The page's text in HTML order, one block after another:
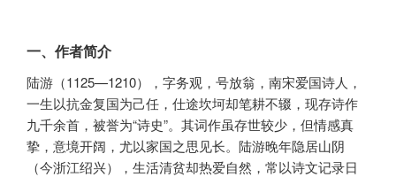
一、作者简介
陆游（1125—1210），字务观，号放翁，南宋爱国诗人，
一生以抗金复国为己任，仕途坎坷却笔耕不辍，现存诗作
九千余首，被誉为“诗史”。其词作虽存世较少，但情感真
挚，意境开阔，尤以家国之思见长。陆游晚年隐居山阴
（今浙江绍兴），生活清贫却热爱自然，常以诗文记录日